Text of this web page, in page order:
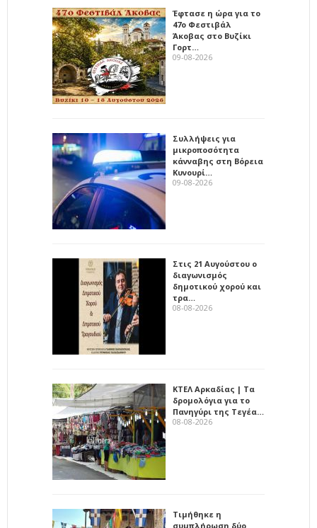
Έφτασε η ώρα για το
47ο Φεστιβάλ
Άκοβας στο Βυζίκι
Γορτ…
09-08-2026
Συλλήψεις για
μικροποσότητα
κάνναβης στη Βόρεια
Κυνουρί…
09-08-2026
Στις 21 Αυγούστου ο
διαγωνισμός
δημοτικού χορού και
τρα…
08-08-2026
ΚΤΕΛ Αρκαδίας | Τα
δρομολόγια για το
Πανηγύρι της Τεγέα…
08-08-2026
Τιμήθηκε η
συμπλήρωση δύο